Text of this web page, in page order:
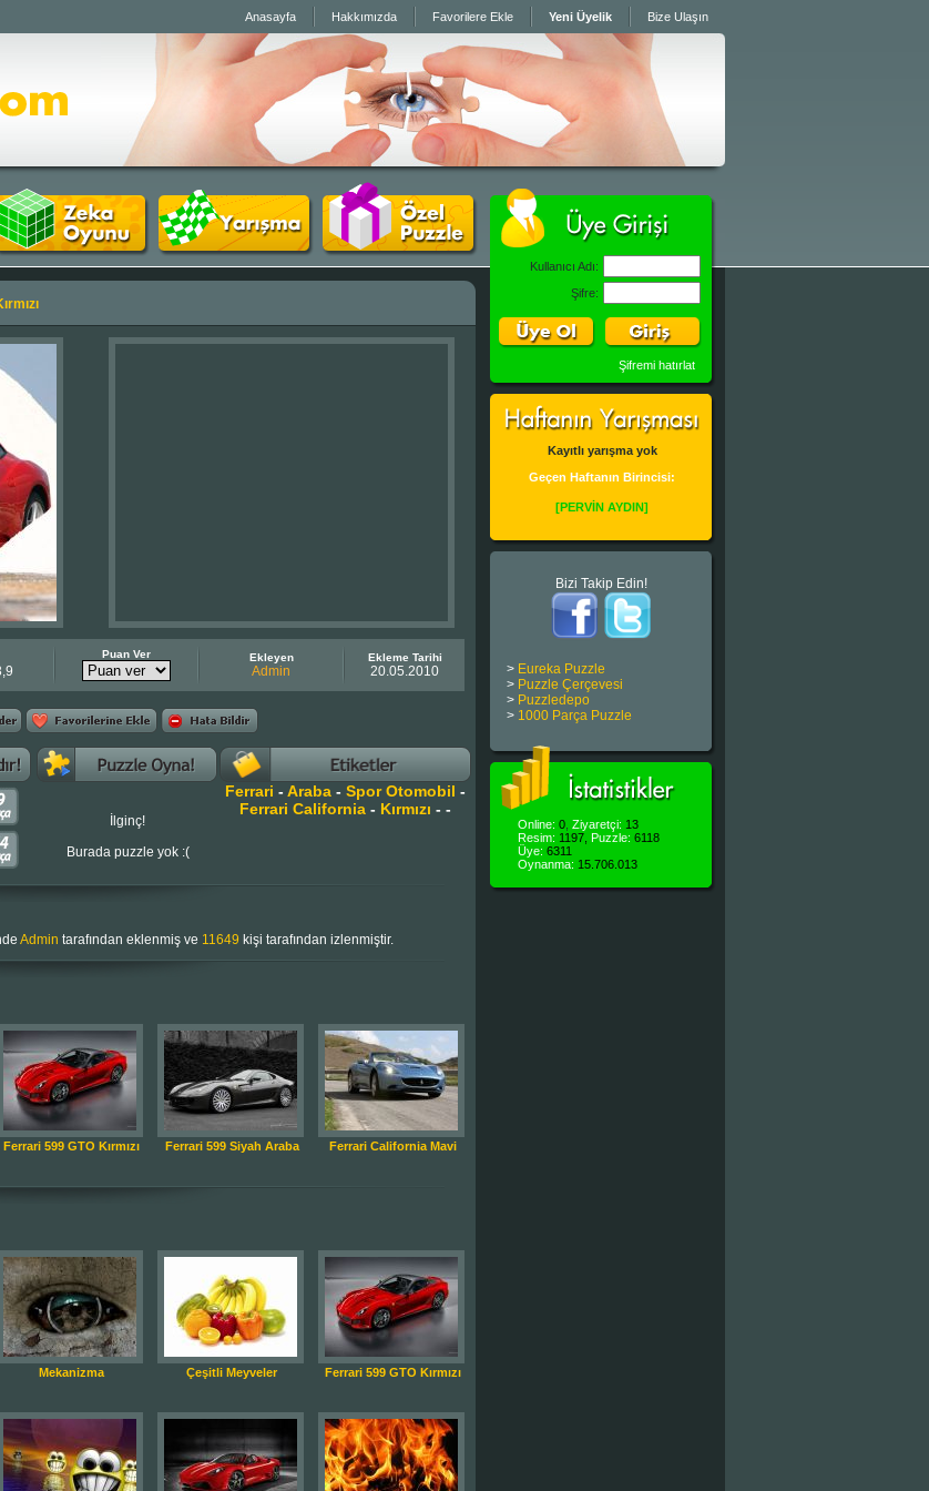
Anasayfa Hakkımızda Favorilere Ekle Yeni Üyelik Bize Ulaşın
Puan Ver Ekleyen
Admin
Ekleme Tarihi
20.05.2010
İlginç!
Burada puzzle yok :(
Ferrari - Araba - Spor Otomobil -
Ferrari California - Kırmızı - -
Admin tarafından eklenmiş ve 11649 kişi tarafından izlenmiştir.
Ferrari 599 GTO Kırmızı Ferrari 599 Siyah Araba Ferrari California Mavi
Mekanizma Çeşitli Meyveler Ferrari 599 GTO Kırmızı
Kullanıcı Adı:
Şifre:
Şifremi hatırlat
Kayıtlı yarışma yok
Geçen Haftanın Birincisi:
[PERVİN AYDIN]
Bizi Takip Edin!
> Eureka Puzzle
> Puzzle Çerçevesi
> Puzzledepo
> 1000 Parça Puzzle
Online: 0, Ziyaretçi: 13
Resim: 1197, Puzzle: 6118
Üye: 6311
Oynanma: 15.706.013